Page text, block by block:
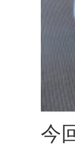
今